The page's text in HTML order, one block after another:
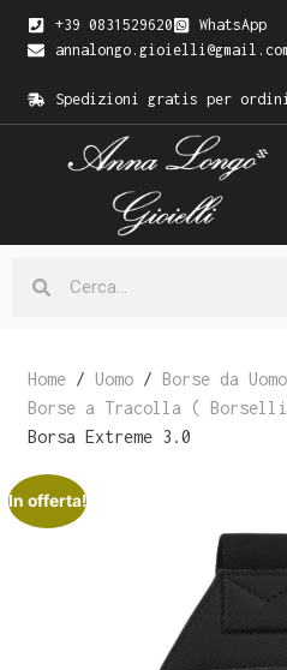
+39 0831529620
WhatsApp
Spedizioni gratis per
Home / Uomo / Borse da Uomo
Borse a Tracolla (
Borsa Extreme 3.0
In offerta!